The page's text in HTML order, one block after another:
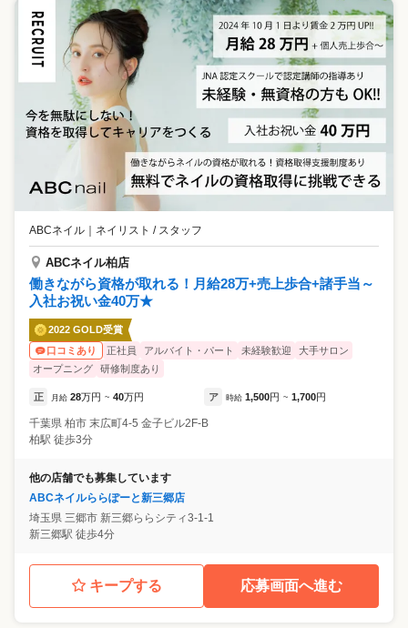
ABCネイル ネイリスト / スタッフ
ABCネイル柏店
働きながら資格が取れる！月給28万+売上歩合+諸手当～
入社お祝い金40万★
2022 GOLD受賞
口コミあり
正社員 アルバイト・パート 未経験歓迎
大手サロン
オープニング
研修制度あり
正 月給 28万円 ~ 40万円 ア 時給 1,500円 ~ 1,700円
千葉県 柏市 末広町4-5 金子ビル2F-B
柏駅 徒歩3分
他の店舗でも募集しています
ABCネイルららぽーと新三郷店
埼玉県 三郷市 新三郷ららシティ3-1-1
新三郷駅 徒歩4分
キープする 応募画面へ進む